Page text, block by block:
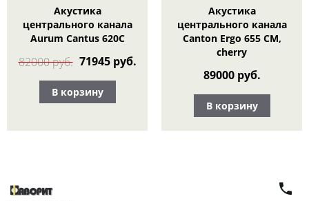
Акустика
центрального канала
Aurum Cantus 620C
82000 руб. 71945 руб.
В корзину
Акустика
центрального канала
Canton Ergo 655 CM,
cherry
89000 руб.
В корзину